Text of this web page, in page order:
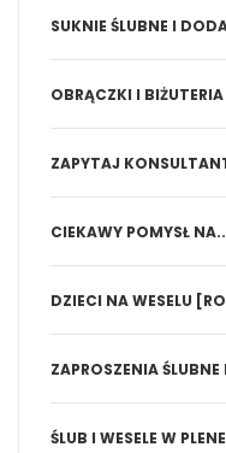
SUKNIE ŚLUBNE I
OBRĄCZKI I
ZAPYTAJ
CIEKAWY POMYSŁ
DZIECI NA WESELU
ZAPROSZENIA ŚLUBNE
ŚLUB I WESELE W